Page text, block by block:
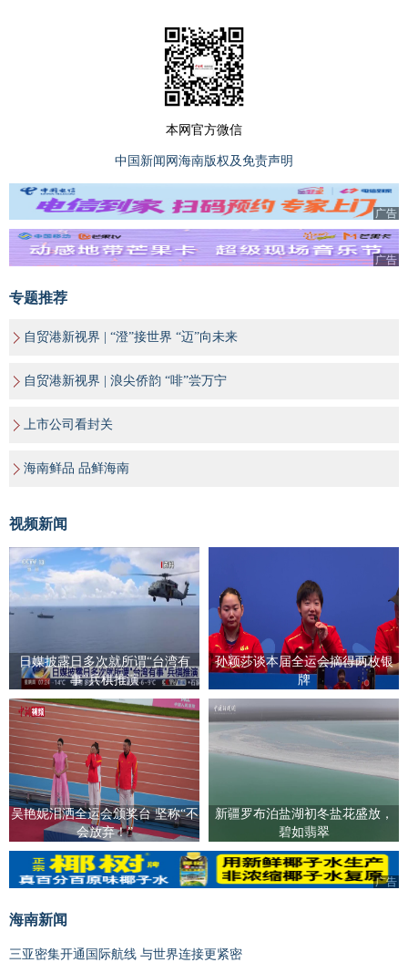
本网官方微信
中国新闻网海南版权及免责声明
广告
广告
专题推荐
自贸港新视界 | “澄”接世界 “迈”向未来
自贸港新视界 | 浪尖侨韵 “啡”尝万宁
上市公司看封关
海南鲜品 品鲜海南
视频新闻
日媒披露日多次就所谓“台湾有
事”兵棋推演
孙颖莎谈本届全运会摘得两枚银
牌
吴艳妮泪洒全运会颁奖台 坚称“不
会放弃！”
新疆罗布泊盐湖初冬盐花盛放，
碧如翡翠
广告
海南新闻
三亚密集开通国际航线 与世界连接更紧密